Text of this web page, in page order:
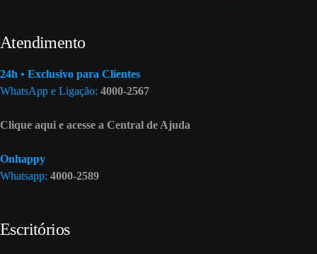
Atendimento
24h • Exclusivo para Clientes
WhatsApp e Ligação: 4000-2567
Clique aqui e acesse a Central de Ajuda
Onhappy
Whatsapp: 4000-2589
Escritórios